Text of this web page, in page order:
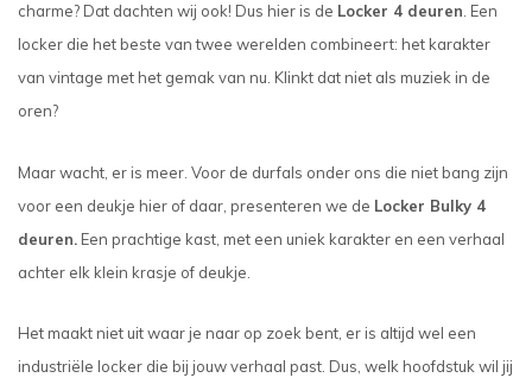
charme? Dat dachten wij ook! Dus hier is de Locker 4 deuren. Een
locker die het beste van twee werelden combineert: het karakter
van vintage met het gemak van nu. Klinkt dat niet als muziek in de
oren?
Maar wacht, er is meer. Voor de durfals onder ons die niet bang zijn
voor een deukje hier of daar, presenteren we de Locker Bulky 4
deuren. Een prachtige kast, met een uniek karakter en een verhaal
achter elk klein krasje of deukje.
Het maakt niet uit waar je naar op zoek bent, er is altijd wel een
industriële locker die bij jouw verhaal past. Dus, welk hoofdstuk wil jij